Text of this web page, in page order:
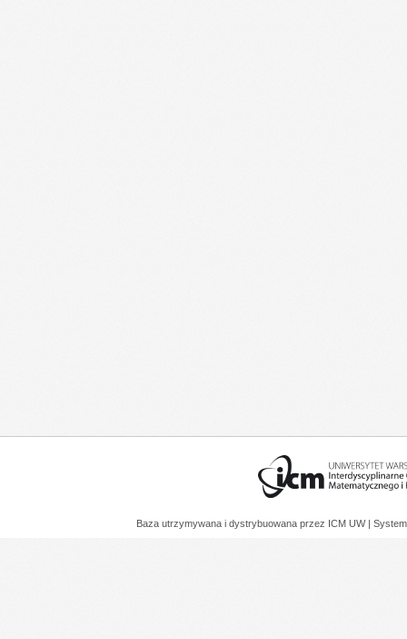
Baza utrzymywana i dystrybuowana przez ICM UW |